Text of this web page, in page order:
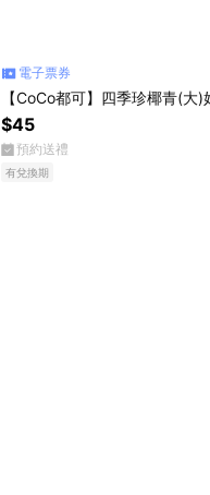
電子票券
【CoCo都可】四季珍椰青(大)
$45
預約送禮
有兌換期